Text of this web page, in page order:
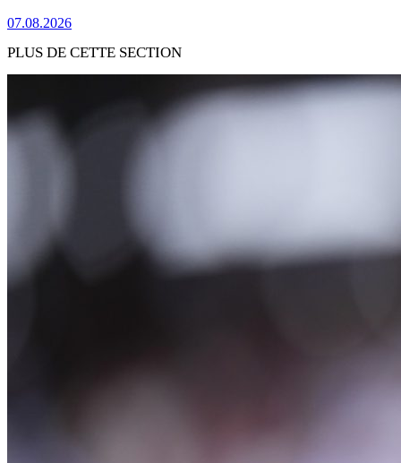
07.08.2026
PLUS DE CETTE SECTION